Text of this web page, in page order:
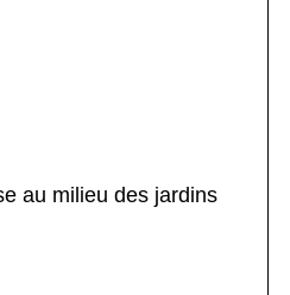
au milieu des jardins